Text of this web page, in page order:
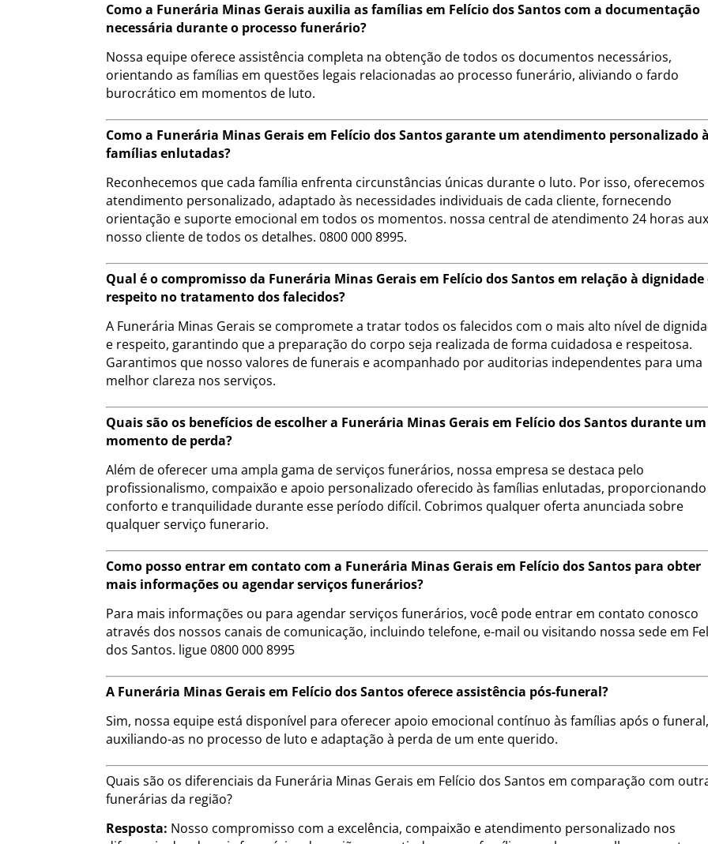
Como a Funerária Minas Gerais auxilia as famílias em Felício dos Santos com a documentação
necessária durante o processo funerário?
Nossa equipe oferece assistência completa na obtenção de todos os documentos necessários,
orientando as famílias em questões legais relacionadas ao processo funerário, aliviando o fardo
burocrático em momentos de luto.
Como a Funerária Minas Gerais em Felício dos Santos garante um atendimento personalizado
famílias enlutadas?
Reconhecemos que cada família enfrenta circunstâncias únicas durante o luto. Por isso, oferecemos
atendimento personalizado, adaptado às necessidades individuais de cada cliente, fornecendo
orientação e suporte emocional em todos os momentos. nossa central de atendimento 24 horas
nosso cliente de todos os detalhes. 0800 000 8995.
Qual é o compromisso da Funerária Minas Gerais em Felício dos Santos em relação à dignidade
respeito no tratamento dos falecidos?
A Funerária Minas Gerais se compromete a tratar todos os falecidos com o mais alto nível de
e respeito, garantindo que a preparação do corpo seja realizada de forma cuidadosa e respeitosa.
Garantimos que nosso valores de funerais e acompanhado por auditorias independentes para uma
melhor clareza nos serviços.
Quais são os benefícios de escolher a Funerária Minas Gerais em Felício dos Santos durante um
momento de perda?
Além de oferecer uma ampla gama de serviços funerários, nossa empresa se destaca pelo
profissionalismo, compaixão e apoio personalizado oferecido às famílias enlutadas, proporcionando
conforto e tranquilidade durante esse período difícil. Cobrimos qualquer oferta anunciada sobre
qualquer serviço funerario.
Como posso entrar em contato com a Funerária Minas Gerais em Felício dos Santos para obter
mais informações ou agendar serviços funerários?
Para mais informações ou para agendar serviços funerários, você pode entrar em contato conosco
através dos nossos canais de comunicação, incluindo telefone, e-mail ou visitando nossa sede em
dos Santos. ligue 0800 000 8995
A Funerária Minas Gerais em Felício dos Santos oferece assistência pós-funeral?
Sim, nossa equipe está disponível para oferecer apoio emocional contínuo às famílias após o funeral,
auxiliando-as no processo de luto e adaptação à perda de um ente querido.
Quais são os diferenciais da Funerária Minas Gerais em Felício dos Santos em comparação com
funerárias da região?
Resposta: Nosso compromisso com a excelência, compaixão e atendimento personalizado nos